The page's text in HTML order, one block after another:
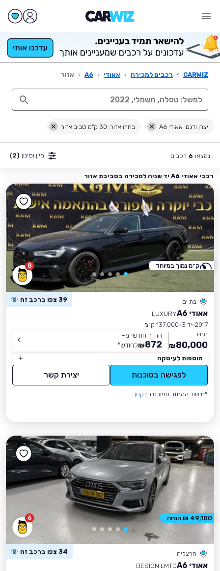
CARWIZ
› רכבים למכירה › אאודי ›
A6
› אזור
יצרן ודגם: אאודי A6 בחרו אזור: 30 ק"מ סביב אזור
נמצאו 6 רכבים מיון וסינון (2)
רכבי אאודי A6 יד שניה למכירה בסביבת אזור
8
בת ים 39 צפו ברכב זה
אאודי A6
LUXURY
2017 יד 3
137,000 ק״מ
מחיר
80,000
₪
החזר חודשי מ-
872
₪לחודש*
תוספות לעיסקה
לפגישה בסוכנות יצירת קשר
*חישוב ההחזר מפורט בתקנון
ק״מ נמוך במיוחד
6
הרצליה 34 צפו ברכב זה
אאודי A6
DESIGN LMTD
49,100 ₪ הנחה